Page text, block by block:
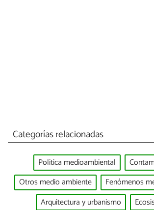
Categorías relacionadas
Política medioambiental
Otros medio ambiente
Fenómenos
Arquitectura y urbanismo